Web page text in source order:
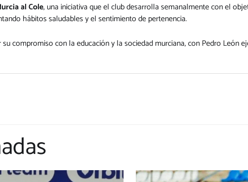
al Cole, una iniciativa que el club desarrolla semanalmente con el
hábitos saludables y el sentimiento de pertenencia.
compromiso con la educación y la sociedad murciana, con Pedro León